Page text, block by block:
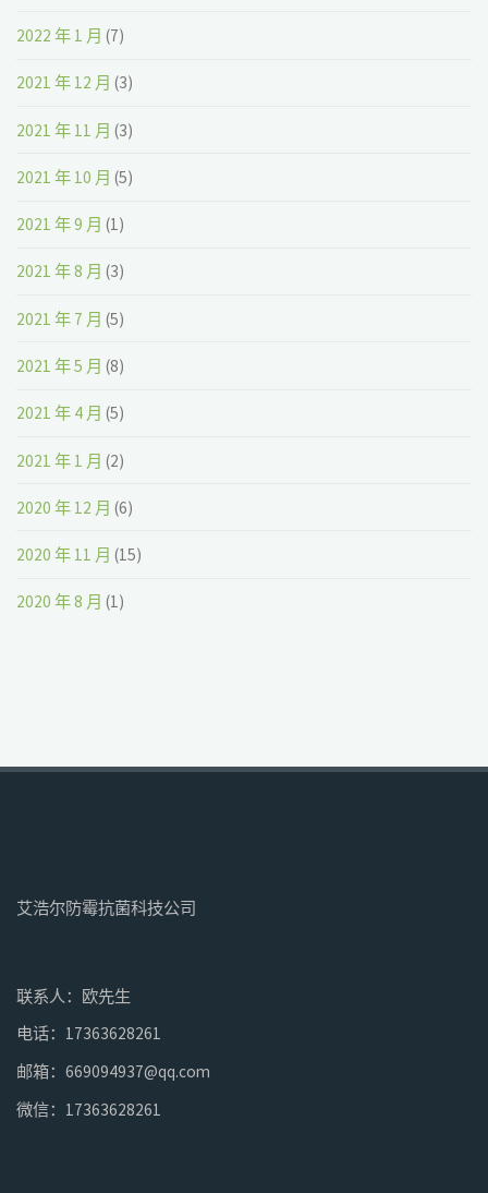
2022 年 1 月 (7)
2021 年 12 月 (3)
2021 年 11 月 (3)
2021 年 10 月 (5)
2021 年 9 月 (1)
2021 年 8 月 (3)
2021 年 7 月 (5)
2021 年 5 月 (8)
2021 年 4 月 (5)
2021 年 1 月 (2)
2020 年 12 月 (6)
2020 年 11 月 (15)
2020 年 8 月 (1)
艾浩尔防霉抗菌科技公司
联系人：欧先生
电话：17363628261
邮箱：669094937@qq.com
微信：17363628261